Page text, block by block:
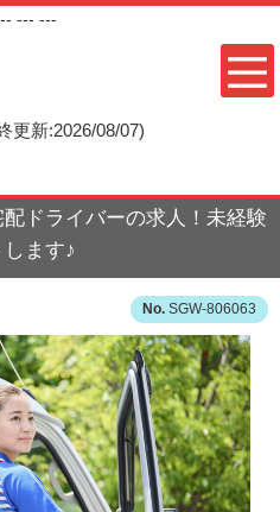
--- ---
更新:2026/08/07)
ドライバーの求人！未経験
ます♪
SGW-806063